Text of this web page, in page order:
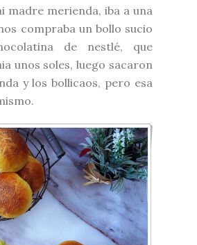
madre merienda, iba a una
compraba un bollo sucio
de nestlé, que
unos soles, luego sacaron
y los bollicaos, pero esa